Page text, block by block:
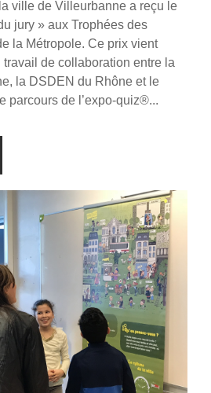
ville de Villeurbanne a reçu le
jury » aux Trophées des
la Métropole. Ce prix vient
de collaboration entre la
la DSDEN du Rhône et le
parcours de l’expo-quiz®...